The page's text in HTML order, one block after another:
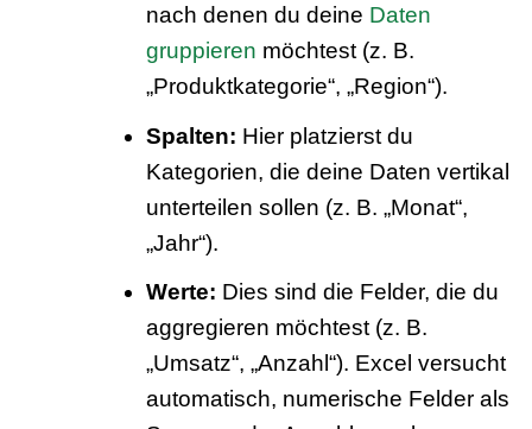
nach denen du deine Daten
gruppieren möchtest (z. B.
„Produktkategorie“, „Region“).
Spalten: Hier platzierst du
Kategorien, die deine Daten vertikal
unterteilen sollen (z. B. „Monat“,
„Jahr“).
Werte: Dies sind die Felder, die du
aggregieren möchtest (z. B.
„Umsatz“, „Anzahl“). Excel versucht
automatisch, numerische Felder als